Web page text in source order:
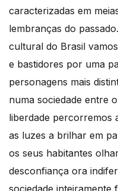
caracterizadas em
lembranças do
cultural do Brasil
e bastidores por uma
personagens mais
numa sociedade entre
liberdade percorremos
as luzes a brilhar em
os seus habitantes
desconfiança ora
sociedade inteiramente